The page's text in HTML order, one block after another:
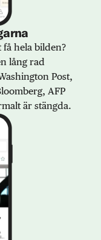
hela bilden?
lång rad
Post,
AFP
är stängda.